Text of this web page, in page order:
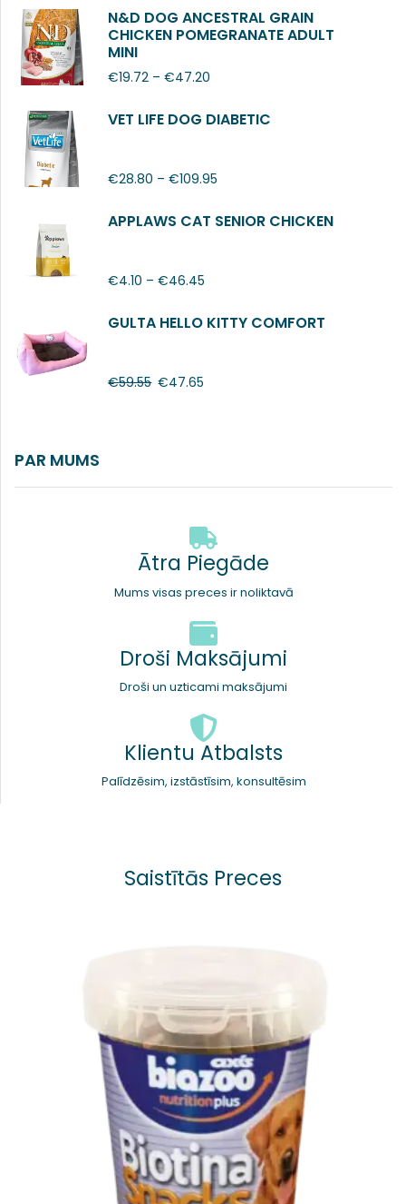
N&D DOG ANCESTRAL GRAIN
CHICKEN POMEGRANATE ADULT
MINI
€19.72 – €47.20
VET LIFE DOG DIABETIC
€28.80 – €109.95
APPLAWS CAT SENIOR CHICKEN
€4.10 – €46.45
GULTA HELLO KITTY COMFORT
€59.55 €47.65
PAR MUMS
Ātra Piegāde
Mums visas preces ir noliktavā
Droši Maksājumi
Droši un uzticami maksājumi
Klientu Atbalsts
Palīdzēsim, izstāstīsim, konsultēsim
Saistītās Preces